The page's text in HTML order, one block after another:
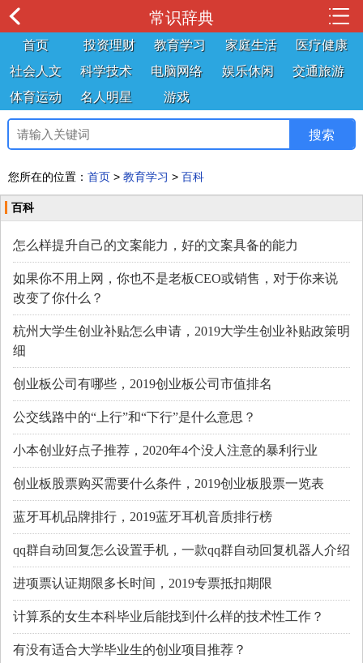
常识辞典
首页 投资理财 教育学习 家庭生活
医疗健康
社会人文
科学技术 电脑网络 娱乐休闲
交通旅游
体育运动
名人明星 游戏
您所在的位置： 首页 > 教育学习 > 百科
百科
怎么样提升自己的文案能力，好的文案具备的能力
如果你不用上网，你也不是老板CEO或销售，对于你来说
改变了你什么？
杭州大学生创业补贴怎么申请，2019大学生创业补贴政策明
细
创业板公司有哪些，2019创业板公司市值排名
公交线路中的“上行”和“下行”是什么意思？
小本创业好点子推荐，2020年4个没人注意的暴利行业
创业板股票购买需要什么条件，2019创业板股票一览表
蓝牙耳机品牌排行，2019蓝牙耳机音质排行榜
qq群自动回复怎么设置手机，一款qq群自动回复机器人介绍
进项票认证期限多长时间，2019专票抵扣期限
计算系的女生本科毕业后能找到什么样的技术性工作？
有没有适合大学毕业生的创业项目推荐？